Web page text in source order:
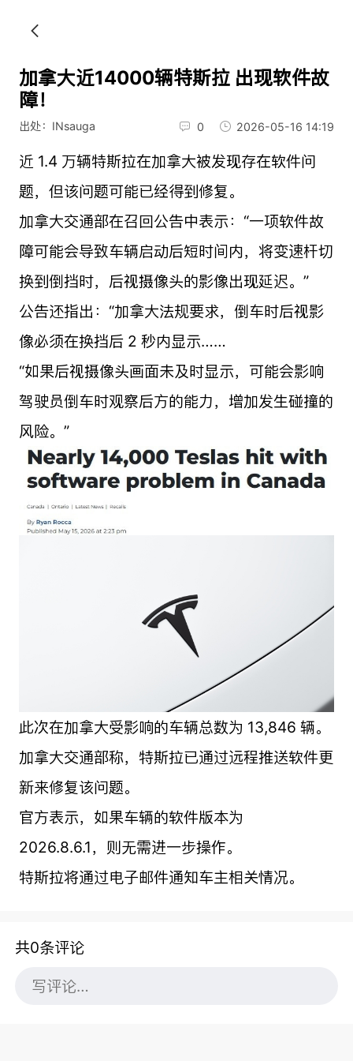
加拿大近14000辆特斯拉 出现软件故
障！
出处：INsauga 0 2026-05-16 14:19
近 1.4 万辆特斯拉在加拿大被发现存在软件问
题，但该问题可能已经得到修复。
加拿大交通部在召回公告中表示：“一项软件故
障可能会导致车辆启动后短时间内，将变速杆切
换到倒挡时，后视摄像头的影像出现延迟。”
公告还指出：“加拿大法规要求，倒车时后视影
像必须在换挡后 2 秒内显示……
“如果后视摄像头画面未及时显示，可能会影响
驾驶员倒车时观察后方的能力，增加发生碰撞的
风险。”
此次在加拿大受影响的车辆总数为 13,846 辆。
加拿大交通部称，特斯拉已通过远程推送软件更
新来修复该问题。
官方表示，如果车辆的软件版本为
2026.8.6.1，则无需进一步操作。
特斯拉将通过电子邮件通知车主相关情况。
共0条评论